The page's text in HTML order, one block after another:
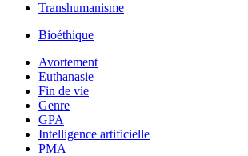
Transhumanisme
Bioéthique
Avortement
Euthanasie
Fin de vie
Genre
GPA
Intelligence artificielle
PMA